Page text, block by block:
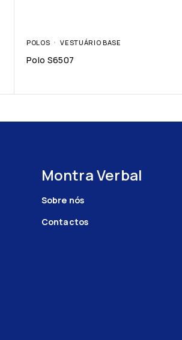
POLOS VESTUÁRIO BASE
Polo S6507
Montra Verbal
Sobre nós
Contactos